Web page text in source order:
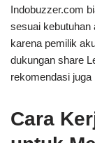
Indobuzzer.com
sesuai kebutuhan
karena pemilik
dukungan share
rekomendasi
Cara